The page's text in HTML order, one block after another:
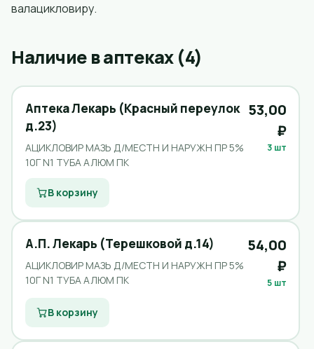
валацикловиру.
Наличие в аптеках (4)
Аптека Лекарь (Красный переулок
д.23)
АЦИКЛОВИР МАЗЬ Д/МЕСТН И НАРУЖН ПР 5%
10Г N1 ТУБА АЛЮМ ПК
53,00
₽
3 шт
В корзину
А.П. Лекарь (Терешковой д.14)
АЦИКЛОВИР МАЗЬ Д/МЕСТН И НАРУЖН ПР 5%
10Г N1 ТУБА АЛЮМ ПК
54,00
₽
5 шт
В корзину